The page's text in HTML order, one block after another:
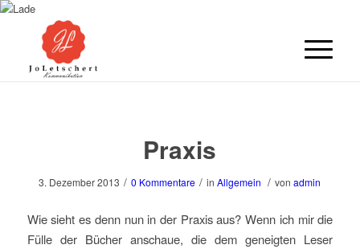
Praxis
3. Dezember 2013 / 0 Kommentare / inAllgemein / vonadmin
Wie sieht es denn nun in der Praxis aus? Wenn ich mir die
Fülle der Bücher anschaue, die dem geneigten Leser